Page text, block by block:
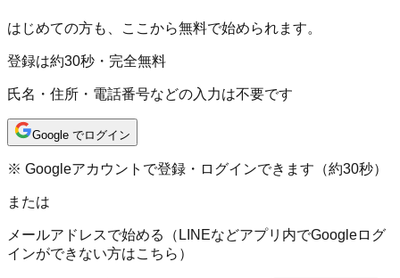
はじめての方も、ここから無料で始められます。
登録は約30秒・完全無料
氏名・住所・電話番号などの入力は不要です
Google でログイン
※ Googleアカウントで登録・ログインできます（約30秒）
または
メールアドレスで始める
（LINEなどアプリ内でGoogleログ
インができない方はこちら）